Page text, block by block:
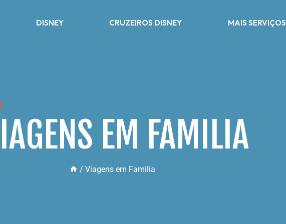
DISNEY CRUZEIROS DISNEY MAIS SERVIÇOS
IAGENS EM FAMILIA
/ Viagens em Familia